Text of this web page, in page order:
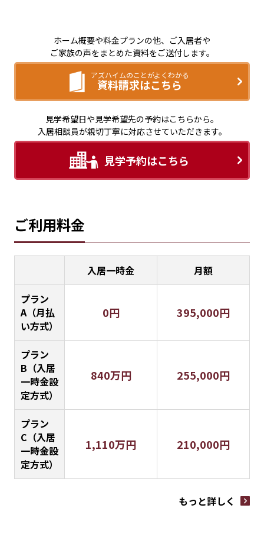
ホーム概要や料金プランの他、ご入居者や
ご家族の声をまとめた資料をご送付します。
アズハイムのことがよくわかる
資料請求はこちら
見学希望日や見学希望先の予約はこちらから。
入居相談員が親切丁寧に対応させていただきます。
見学予約はこちら
ご利用料金
入居一時金
月額
プラン
A（月払
い方式）
0円 395,000円
プラン
B（入居
一時金設
定方式）
840万円 255,000円
プラン
C（入居
一時金設
定方式）
1,110万円 210,000円
もっと詳しく